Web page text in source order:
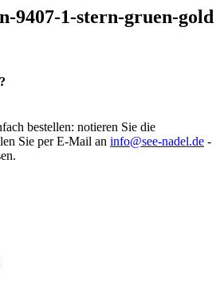
9407-1-stern-gruen-gold
bestellen: notieren Sie die
Sie per E-Mail an info@see-nadel.de -